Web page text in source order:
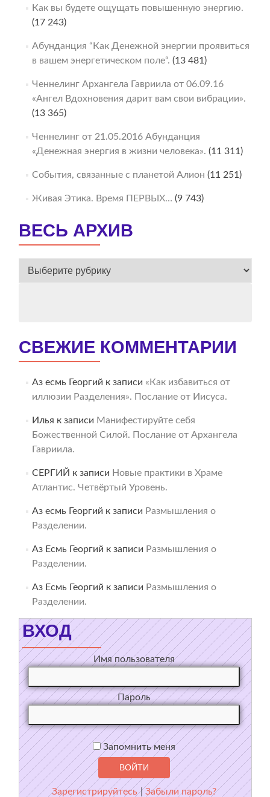
Как вы будете ощущать повышенную энергию.
(17 243)
Абунданция “Как Денежной энергии проявиться
в вашем энергетическом поле“. (13 481)
Ченнелинг Архангела Гавриила от 06.09.16
«Ангел Вдохновения дарит вам свои вибрации».
(13 365)
Ченнелинг от 21.05.2016 Абунданция
«Денежная энергия в жизни человека». (11 311)
События, связанные с планетой Алион (11 251)
Живая Этика. Время ПЕРВЫХ… (9 743)
ВЕСЬ АРХИВ
ВЕСЬ
СВЕЖИЕ КОММЕНТАРИИ
Аз есмь Георгий к записи «Как избавиться от
иллюзии Разделения». Послание от Иисуса.
Илья к записи Манифестируйте себя
Божественной Силой. Послание от Архангела
Гавриила.
СЕРГИЙ к записи Новые практики в Храме
Атлантис. Четвёртый Уровень.
Аз есмь Георгий к записи Размышления о
Разделении.
Аз Есмь Георгий к записи Размышления о
Разделении.
Аз Есмь Георгий к записи Размышления о
Разделении.
ВХОД
Имя пользователя
Пароль
Запомнить меня
Зарегистрируйтесь |Забыли пароль?